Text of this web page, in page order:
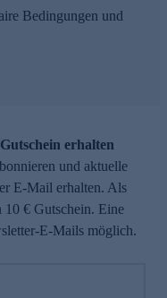
Bedingungen und
erhalten
und aktuelle
E-Mail erhalten. Als
10 € Gutschein. Eine
E-Mails möglich.